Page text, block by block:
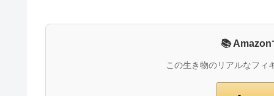
📚 Amazon
この生き物のリアルなフィ